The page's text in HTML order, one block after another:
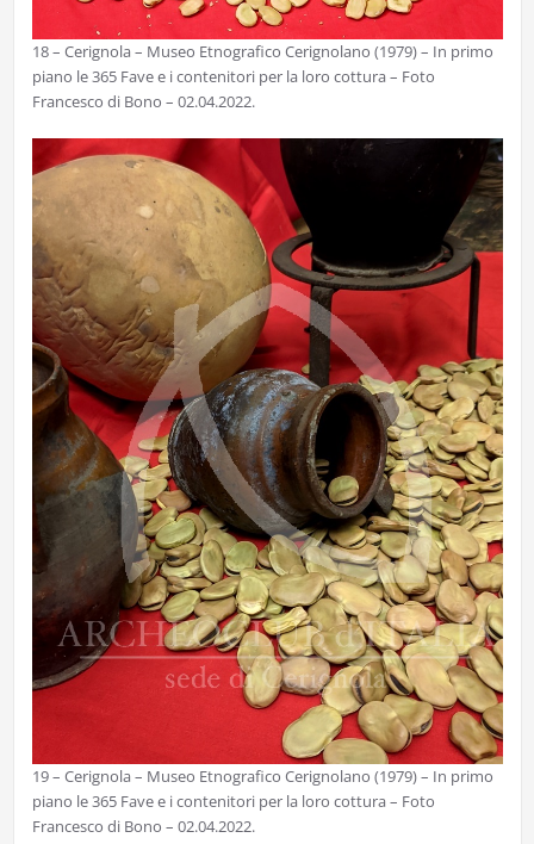
18 – Cerignola – Museo Etnografico Cerignolano (1979) – In primo
piano le 365 Fave e i contenitori per la loro cottura – Foto
Francesco di Bono – 02.04.2022.
19 – Cerignola – Museo Etnografico Cerignolano (1979) – In primo
piano le 365 Fave e i contenitori per la loro cottura – Foto
Francesco di Bono – 02.04.2022.